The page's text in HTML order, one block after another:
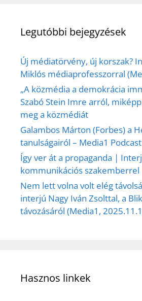
Legutóbbi bejegyzések
Új médiatörvény, új korszak?
Miklós médiaprofesszorral
„A közmédia a demokrácia
Szabó Stein Imre arról,
meg a közmédiát
Galambos Márton (Forbes) a
tanulságairól – Media1 Podcast
Így ver át a propaganda |
kommunikációs szakemberrel
Nem lett volna volt elég
interjú Nagy Iván Zsolttal, a
távozásáról (Media1,
Hasznos linkek